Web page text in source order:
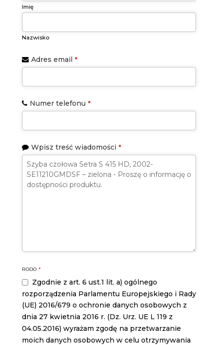
Imię
Nazwisko
Adres email *
Numer telefonu *
Wpisz treść wiadomości *
RODO *
Zgodnie z art. 6 ust.1 lit. a) ogólnego
rozporządzenia Parlamentu Europejskiego i Rady
(UE) 2016/679 o ochronie danych osobowych z
dnia 27 kwietnia 2016 r. (Dz. Urz. UE L 119 z
04.05.2016) wyrażam zgodę na przetwarzanie
moich danych osobowych w celu otrzymywania